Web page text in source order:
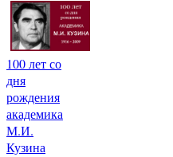
100 лет со
дня
рождения
академика
М.И.
Кузина